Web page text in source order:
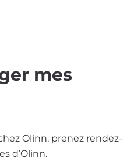
mes
Olinn, prenez rendez-
d’Olinn.